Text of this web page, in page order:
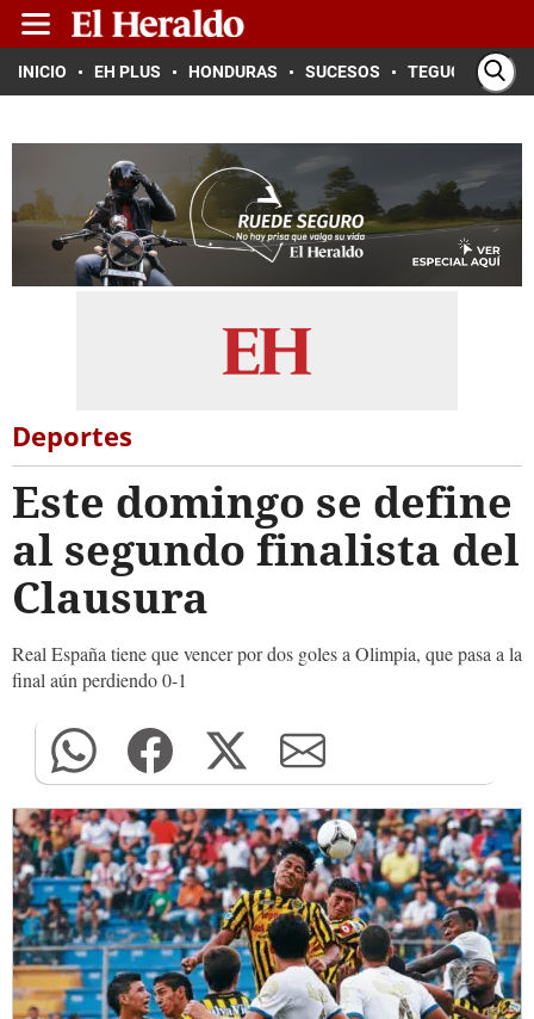
INICIO EH PLUS HONDURAS SUCESOS TEGUCIGALPA
Deportes
Este domingo se define
al segundo finalista del
Clausura
Real España tiene que vencer por dos goles a Olimpia, que pasa a la
final aún perdiendo 0-1